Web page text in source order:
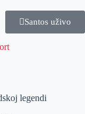
Santos uživo
legendi